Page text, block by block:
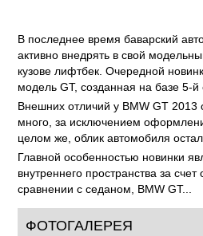
В последнее время баварский
активно внедрять в свой
кузове лифтбек. Очередной
модель GT, созданная на базе 5-й
Внешних отличий у BMW GT 2013
много, за исключением
целом же, облик автомобиля
Главной особенностью новинки
внутреннего пространства за
сравнении с седаном, BMW GT...
ФОТОГАЛЕРЕЯ